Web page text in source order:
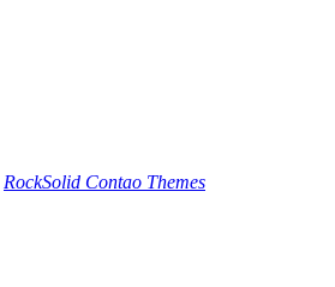
RockSolid Contao Themes